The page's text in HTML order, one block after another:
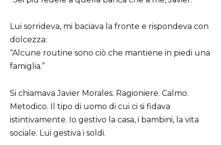
Lui sorrideva, mi baciava la fronte e rispondeva con
dolcezza:
“Alcune routine sono ciò che mantiene in piedi una
famiglia.”
Si chiamava Javier Morales. Ragioniere. Calmo.
Metodico. Il tipo di uomo di cui ci si fidava
istintivamente. Io gestivo la casa, i bambini, la vita
sociale. Lui gestiva i soldi.